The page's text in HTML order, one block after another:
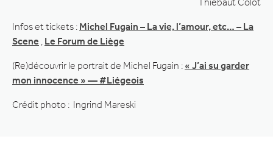
Infos et tickets : Michel Fugain – La vie, l’amour, etc… – La
Scene Le Forum de Liège
(Re)découvrir le portrait de Michel Fugain : « J’ai su garder
mon innocence » — #Liégeois
Crédit photo : Ingrind Mareski